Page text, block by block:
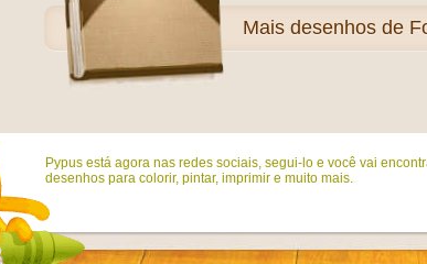
Mais desenhos de
Pypus está agora nas redes sociais, segui-lo e você vai
desenhos para colorir, pintar, imprimir e muito mais.